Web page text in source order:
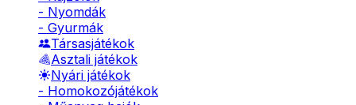
- Nyomdák
- Gyurmák
Társasjátékok
Asztali játékok
Nyári játékok
- Homokozójátékok